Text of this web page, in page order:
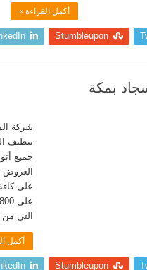
أكمل القراءة »
Stumbleupon
بمكة
شركة
جميع
على
التى
أكمل
Stumbleupon